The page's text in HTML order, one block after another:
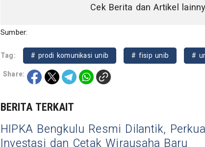
Cek Berita dan Artikel
Sumber:
Tag: # prodi komunikasi unib # fisip unib #
Share:
BERITA TERKAIT
HIPKA Bengkulu Resmi Dilantik,
Investasi dan Cetak Wirausaha Baru